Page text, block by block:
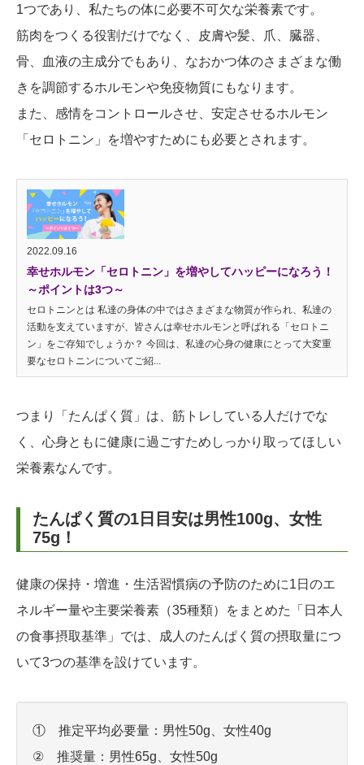
1つであり、私たちの体に必要不可欠な栄養素です。
筋肉をつくる役割だけでなく、皮膚や髪、爪、臓器、
骨、血液の主成分でもあり、なおかつ体のさまざまな働
きを調節するホルモンや免疫物質にもなります。
また、感情をコントロールさせ、安定させるホルモン
「セロトニン」を増やすためにも必要とされます。
2022.09.16
幸せホルモン「セロトニン」を増やしてハッピーになろう！
～ポイントは3つ～
セロトニンとは 私達の身体の中ではさまざまな物質が作られ、私達の
活動を支えていますが、皆さんは幸せホルモンと呼ばれる「セロトニ
ン」をご存知でしょうか？ 今回は、私達の心身の健康にとって大変重
要なセロトニンについてご紹...
つまり「たんぱく質」は、筋トレしている人だけでな
く、心身ともに健康に過ごすためしっかり取ってほしい
栄養素なんです。
たんぱく質の1日目安は男性100g、女性
75g！
健康の保持・増進・生活習慣病の予防のために1日のエ
ネルギー量や主要栄養素（35種類）をまとめた「日本人
の食事摂取基準」では、成人のたんぱく質の摂取量につ
いて3つの基準を設けています。
① 推定平均必要量：男性50g、女性40g
② 推奨量：男性65g、女性50g